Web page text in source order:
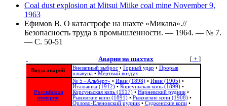
Coal dust explosion at Mitsui Miike coal mine November 9,
1963
Ефимов В. О катастрофе на шахте «Микава».//
Безопасность труда в промышленности. — 1964. — № 7.
— С. 50-51
[+ ]
Аварии на шахтах
Виды аварий Внезапный выброс• Горный удар • Прорыв
плывуна• Мёртвый воздух
Российская
империя
№ 5 «Альберт» • Иван (1898)• Иван (1905)•
Итальянка (1912)• Корсуньская копь (1899)•
Корсуньская копь (1917)• Нарневский рудник•
Рыковские копи (1891)• Рыковские копи (1908)•
Орлово-Еленовский рудник• Судженские копи•